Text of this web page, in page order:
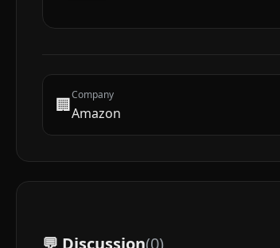
🏢Company
Amazon
💬 Discussion(0)